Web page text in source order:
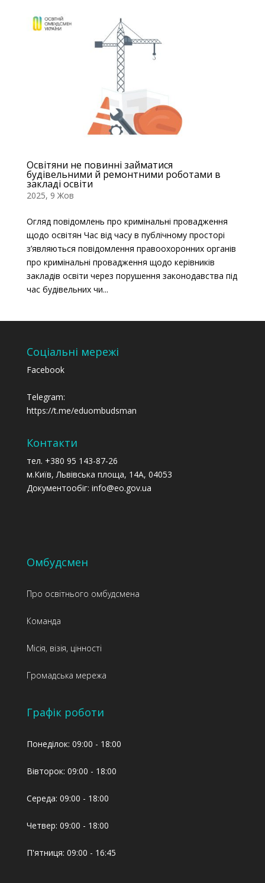
Освітяни не повинні займатися
будівельними й ремонтними роботами в
закладі освіти
2025, 9 Жов
Огляд повідомлень про кримінальні провадження
щодо освітян Час від часу в публічному просторі
з’являються повідомлення правоохоронних органів
про кримінальні провадження щодо керівників
закладів освіти через порушення законодавства під
час будівельних чи...
Соціальні мережі
Facebook
Telegram:
https://t.me/eduombudsman
Контакти
тел. +380 95 143-87-26
м.Київ, Львівська площа, 14А, 04053
Документообіг: info@eo.gov.ua
Омбудсмен
Про освітнього омбудсмена
Команда
Місія, візія, цінності
Громадська мережа
Графік роботи
Понеділок: 09:00 - 18:00
Вівторок: 09:00 - 18:00
Середа: 09:00 - 18:00
Четвер: 09:00 - 18:00
П'ятниця: 09:00 - 16:45